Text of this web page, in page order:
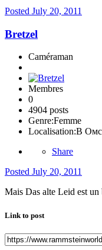
Posted July 20, 2011
Bretzel
Caméraman
Membres
0
4904 posts
Genre:Femme
Localisation:В
Share
Posted July 20, 2011
Mais Das alte Leid est
Link to post